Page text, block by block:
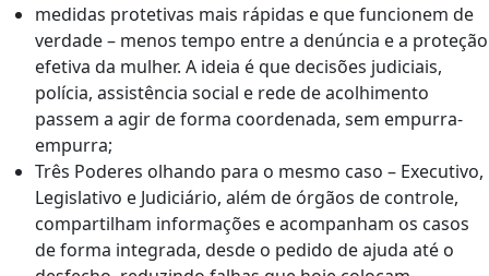
medidas protetivas mais rápidas e que funcionem de
verdade – menos tempo entre a denúncia e a proteção
efetiva da mulher. A ideia é que decisões judiciais,
polícia, assistência social e rede de acolhimento
passem a agir de forma coordenada, sem empurra-
empurra;
Três Poderes olhando para o mesmo caso – Executivo,
Legislativo e Judiciário, além de órgãos de controle,
compartilham informações e acompanham os casos
de forma integrada, desde o pedido de ajuda até o